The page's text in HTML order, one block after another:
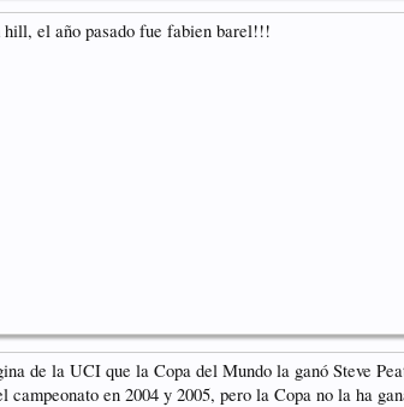
hill, el año pasado fue fabien barel!!!
de la UCI que la Copa del Mundo la ganó Steve
campeonato en 2004 y 2005, pero la Copa no la ha